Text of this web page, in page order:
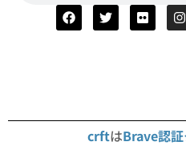
crftはBrave認